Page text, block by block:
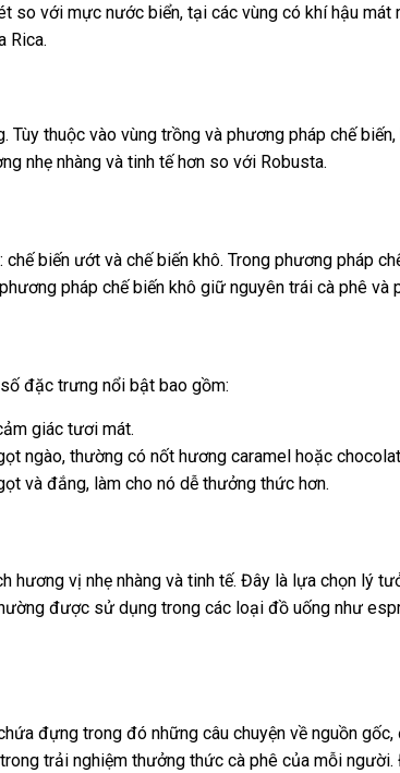
với mực nước biển, tại các vùng có khí hậu
Rica.
thuộc vào vùng trồng và phương pháp chế
nhẹ nhàng và tinh tế hơn so với Robusta.
biến ướt và chế biến khô. Trong phương pháp
pháp chế biến khô giữ nguyên trái cà phê và
đặc trưng nổi bật bao gồm:
giác tươi mát.
ngào, thường có nốt hương caramel hoặc
và đắng, làm cho nó dễ thưởng thức hơn.
vị nhẹ nhàng và tinh tế. Đây là lựa chọn lý
được sử dụng trong các loại đồ uống như
đựng trong đó những câu chuyện về nguồn
trải nghiệm thưởng thức cà phê của mỗi